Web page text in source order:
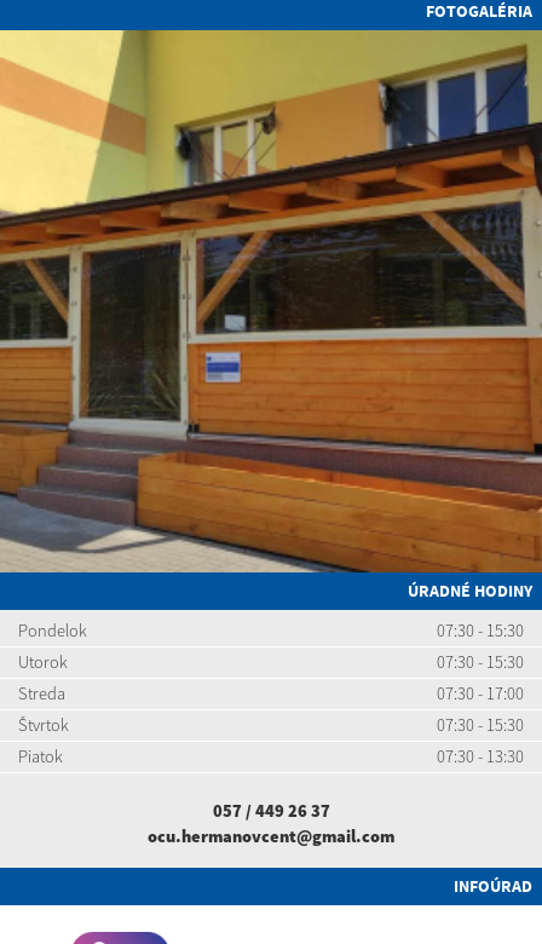
FOTOGALÉRIA
ÚRADNÉ HODINY
Pondelok
07:30 - 15:30
Utorok
07:30 - 15:30
Streda
07:30 - 17:00
Štvrtok
07:30 - 15:30
Piatok
07:30 - 13:30
057 / 449 26 37
ocu.hermanovcent@gmail.com
INFOÚRAD